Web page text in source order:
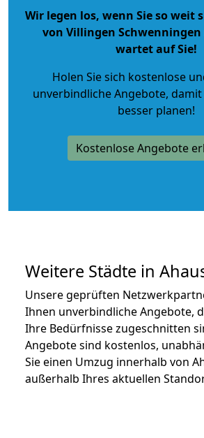
Wir legen los, wenn Sie so weit
von Villingen Schwenningen
wartet auf Sie!
Holen Sie sich kostenlose
unverbindliche Angebote,
besser planen!
Kostenlose Angebote
Weitere Städte in
Unsere geprüften
Ihnen unverbindliche Angebote,
Ihre Bedürfnisse zugeschnitten
Angebote sind kostenlos,
Sie einen Umzug innerhalb von
außerhalb Ihres aktuellen